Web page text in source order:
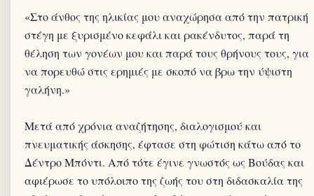
«Στο άνθος της ηλικίας μου αναχώρησα από την πατρική
στέγη με ξυρισμένο κεφάλι και ρακένδυτος, παρά τη
θέληση των γονέων μου και παρά τους θρήνους τους, για
να πορευθώ στις ερημιές με σκοπό να βρω την ύψιστη
γαλήνη.»
Μετά από χρόνια αναζήτησης, διαλογισμού και
πνευματικής άσκησης, έφτασε στη φώτιση κάτω από το
Δέντρο Μπόντι. Από τότε έγινε γνωστός ως Βούδας και
αφιέρωσε το υπόλοιπο της ζωής του στη διδασκαλία της